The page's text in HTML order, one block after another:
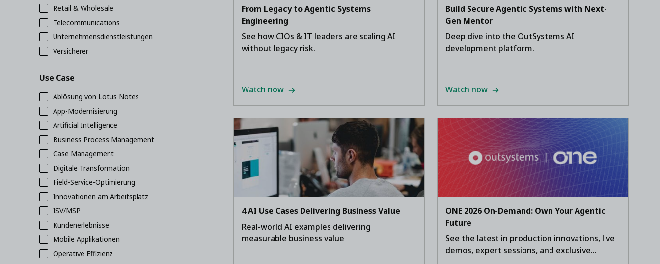
Retail & Wholesale
Telecommunications
Unternehmensdienstleistungen
Versicherer
Use Case
Ablösung von Lotus Notes
App-Modernisierung
Artificial Intelligence
Business Process Management
Case Management
Digitale Transformation
Field-Service-Optimierung
Innovationen am Arbeitsplatz
ISV/MSP
Kundenerlebnisse
Mobile Applikationen
Operative Effizienz
From Legacy to Agentic Systems
Engineering
See how CIOs & IT leaders are scaling AI
without legacy risk.
Watch now
Build Secure Agentic Systems with Next-
Gen Mentor
Deep dive into the OutSystems AI
development platform.
Watch now
4 AI Use Cases Delivering Business Value
Real-world AI examples delivering
measurable business value
ONE 2026 On-Demand: Own Your Agentic
Future
See the latest in production innovations, live
demos, expert sessions, and exclusive